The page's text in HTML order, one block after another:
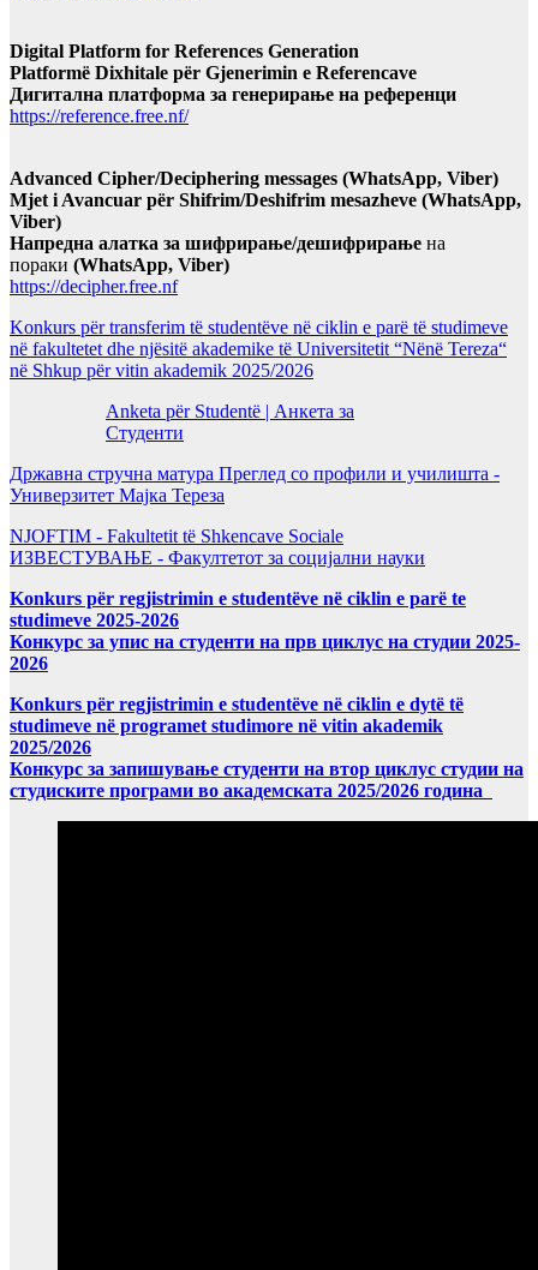
Digital Platform for References Generation
Platformë Dixhitale për Gjenerimin e Referencave
Дигитална платформа за генерирање на референци
https://reference.free.nf/
Advanced Cipher/Deciphering messages (WhatsApp, Viber)
Mjet i Avancuar për Shifrim/Deshifrim mesazheve (WhatsApp,
Viber)
Напредна алатка за шифрирање/дешифрирање на
пораки (WhatsApp, Viber)
https://decipher.free.nf
Konkurs për transferim të studentëve në ciklin e parë të studimeve
në fakultetet dhe njësitë akademike të Universitetit “Nënë Tereza“
në Shkup për vitin akademik 2025/2026
Anketa për Studentë | Анкета за
Студенти
Државна стручна матура Преглед со профили и училишта -
Универзитет Мајка Тереза
NJOFTIM - Fakultetit të Shkencave Sociale
ИЗВЕСТУВАЊЕ - Факултетот за социјални науки
Konkurs për regjistrimin e studentëve në ciklin e parë te
studimeve 2025-2026
Конкурс за упис на студенти на прв циклус на студии 2025-
2026
Konkurs për regjistrimin e studentëve në ciklin e dytë të
studimeve në programet studimore në vitin akademik
2025/2026
Конкурс за запишување студенти на втор циклус студии на
студиските програми во академската 2025/2026 година